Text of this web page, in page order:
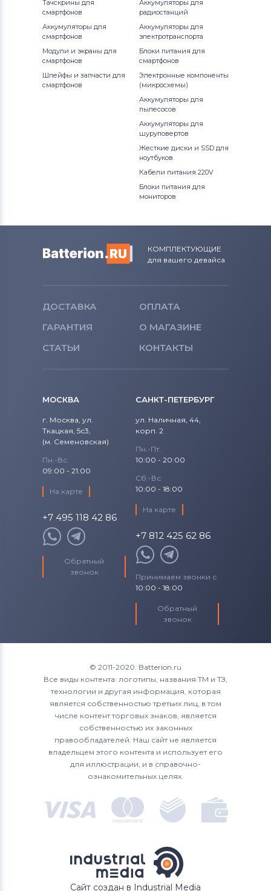
Тачскрины для
смартфонов
Аккумуляторы для
смартфонов
Модули и экраны для
смартфонов
Шлейфы и запчасти для
смартфонов
Аккумуляторы для
радиостанций
Аккумуляторы для
электротранспорта
Блоки питания для
смартфонов
Электронные компоненты
(микросхемы)
Аккумуляторы для
пылесосов
Аккумуляторы для
шуруповертов
Жесткие диски и SSD для
ноутбуков
Кабели питания 220V
Блоки питания для
мониторов
КОМПЛЕКТУЮЩИЕ
для вашего девайса
ДОСТАВКА
ОПЛАТА
ГАРАНТИЯ
О МАГАЗИНЕ
СТАТЬИ
КОНТАКТЫ
МОСКВА
г. Москва, ул.
Ткацкая, 5с3,
(м. Семеновская)
Пн.-Вс.
09:00 - 21:00
На карте
+7 495 118 42 86
Обратный
звонок
САНКТ-ПЕТЕРБУРГ
ул. Наличная, 44,
корп. 2
Пн.-Пт.
10:00 - 20:00
Сб.-Вс.
10:00 - 18:00
На карте
+7 812 425 62 86
Принимаем звонки с
10:00 - 18:00
Обратный
звонок
© 2011-2020. Batterion.ru
Все виды контента: логотипы, названия ТМ и ТЗ,
технологии и другая информация, которая
является собственностью третьих лиц, в том
числе контент торговых знаков, является
собственностью их законных
правообладателей. Наш сайт не является
владельцем этого контента и использует его
для иллюстрации, и в справочно-
ознакомительных целях.
Сайт создан в Industrial Media